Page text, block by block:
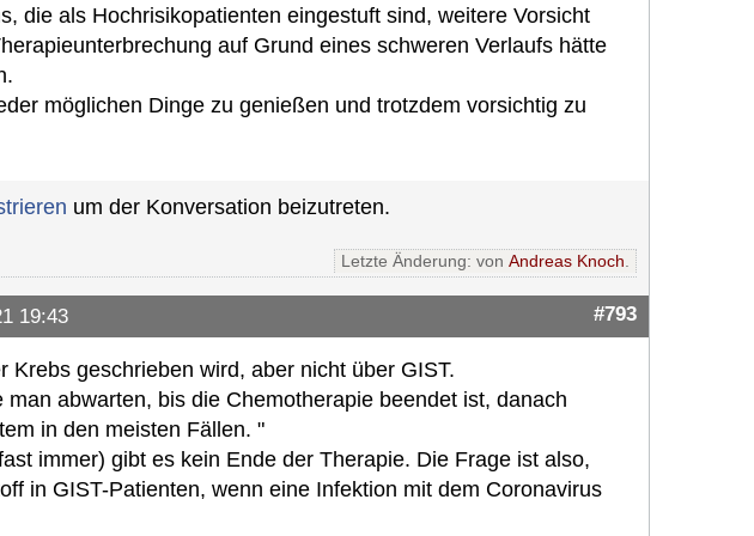
die als Hochrisikopatienten eingestuft sind, weitere Vorsicht
auf Grund eines schweren Verlaufs hätte
möglichen Dinge zu genießen und trotzdem vorsichtig zu
um der Konversation beizutreten.
Letzte Änderung: von Andreas Knoch.
19:43 #793
Krebs geschrieben wird, aber nicht über GIST.
abwarten, bis die Chemotherapie beendet ist, danach
in den meisten Fällen. "
immer) gibt es kein Ende der Therapie. Die Frage ist also,
in GIST-Patienten, wenn eine Infektion mit dem Coronavirus